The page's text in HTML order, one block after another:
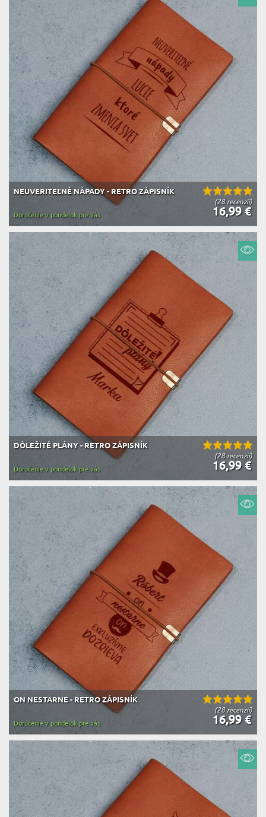
(28 recenzií)
NEUVERITEĽNÉ NÁPADY - RETRO ZÁPISNÍK
16,99 €
Doručenie v pondelok pre vás
(28 recenzií)
DÔLEŽITÉ PLÁNY - RETRO ZÁPISNÍK
16,99 €
Doručenie v pondelok pre vás
(28 recenzií)
ON NESTARNE - RETRO ZÁPISNÍK
16,99 €
Doručenie v pondelok pre vás